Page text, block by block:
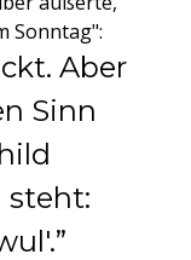
Sonntag":
Aber
Sinn
steht: